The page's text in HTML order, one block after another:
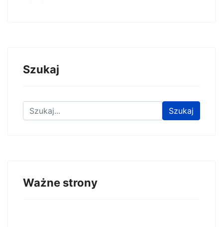
Szukaj
Znajdź na stronie Szukaj
Ważne strony